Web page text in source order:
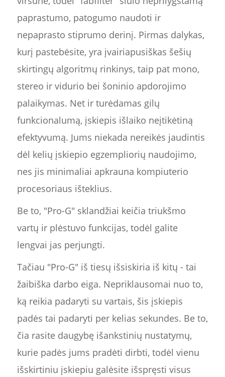
paprastumo, patogumo naudoti ir
nepaprasto stiprumo derinį. Pirmas dalykas,
kurį pastebėsite, yra įvairiapusiškas šešių
skirtingų algoritmų rinkinys, taip pat mono,
stereo ir vidurio bei šoninio apdorojimo
palaikymas. Net ir turėdamas gilų
funkcionalumą, įskiepis išlaiko neįtikėtiną
efektyvumą. Jums niekada nereikės jaudintis
dėl kelių įskiepio egzempliorių naudojimo,
nes jis minimaliai apkrauna kompiuterio
procesoriaus išteklius.
Be to, "Pro-G" sklandžiai keičia triukšmo
vartų ir plėstuvo funkcijas, todėl galite
lengvai jas perjungti.
Tačiau "Pro-G" iš tiesų išsiskiria iš kitų - tai
žaibiška darbo eiga. Nepriklausomai nuo to,
ką reikia padaryti su vartais, šis įskiepis
padės tai padaryti per kelias sekundes. Be to,
čia rasite daugybę išankstinių nustatymų,
kurie padės jums pradėti dirbti, todėl vienu
išskirtiniu įskiepiu galėsite išspręsti visus